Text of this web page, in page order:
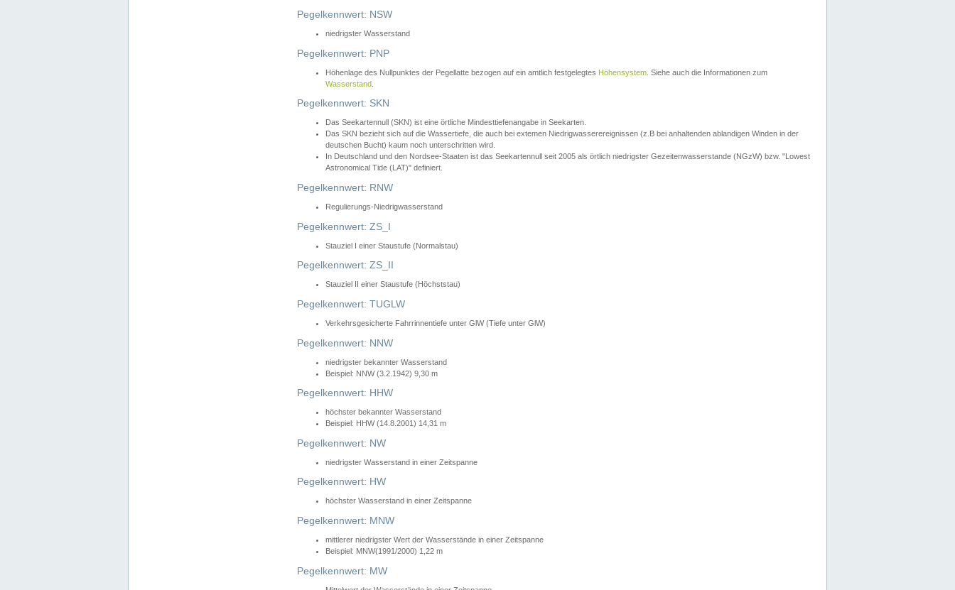
Pegelkennwert: NSW
niedrigster Wasserstand
Pegelkennwert: PNP
Höhenlage des Nullpunktes der Pegellatte bezogen auf ein amtlich festgelegtes Höhensystem . Siehe auch die Informationen zum
Wasserstand
Pegelkennwert: SKN
Das Seekartennull (SKN) ist eine örtliche Mindesttiefenangabe in Seekarten.
Das SKN bezieht sich auf die Wassertiefe, die auch bei extemen Niedrigwasserereignissen (z.B bei anhaltenden ablandigen Winden in der
deutschen Bucht) kaum noch unterschritten wird.
In Deutschland und den Nordsee-Staaten ist das Seekartennull seit 2005 als örtlich niedrigster Gezeitenwasserstande (NGzW) bzw. "Lowest
Astronomical Tide (LAT)" definiert.
Pegelkennwert: RNW
Regulierungs-Niedrigwasserstand
Pegelkennwert: ZS_I
Stauziel I einer Staustufe (Normalstau)
Pegelkennwert: ZS_II
Stauziel II einer Staustufe (Höchststau)
Pegelkennwert: TUGLW
Verkehrsgesicherte Fahrrinnentiefe unter GlW (Tiefe unter GlW)
Pegelkennwert: NNW
niedrigster bekannter Wasserstand
Beispiel: NNW (3.2.1942) 9,30 m
Pegelkennwert: HHW
höchster bekannter Wasserstand
Beispiel: HHW (14.8.2001) 14,31 m
Pegelkennwert: NW
niedrigster Wasserstand in einer Zeitspanne
Pegelkennwert: HW
höchster Wasserstand in einer Zeitspanne
Pegelkennwert: MNW
mittlerer niedrigster Wert der Wasserstände in einer Zeitspanne
Beispiel: MNW(1991/2000) 1,22 m
Pegelkennwert: MW